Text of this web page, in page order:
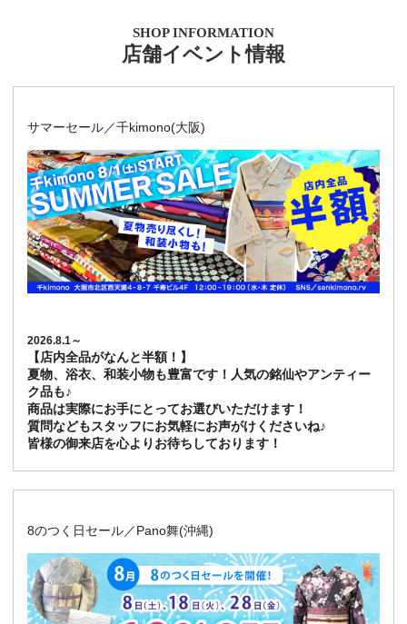
SHOP INFORMATION
店舗イベント情報
サマーセール／千kimono(大阪)
2026.8.1～
【店内全品がなんと半額！】
夏物、浴衣、和装小物も豊富です！人気の銘仙やアンティー
ク品も♪
商品は実際にお手にとってお選びいただけます！
質問などもスタッフにお気軽にお声がけくださいね♪
皆様の御来店を心よりお待ちしております！
8のつく日セール／Pano舞(沖縄)